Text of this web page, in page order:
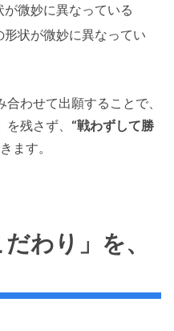
微妙に異なっている
状が微妙に異なってい
わせて出願することで、
残さず、 “戦わずして勝
ます。
わり」を、